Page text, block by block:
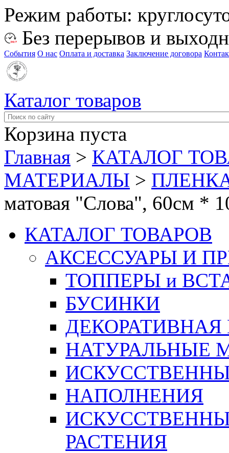
Режим работы:
Без перерывов и
События О нас Оплата и доставка Заключение договора
Каталог товаров
Корзина пуста
Главная > КАТАЛОГ
МАТЕРИАЛЫ >
матовая "Слова", 60см *
КАТАЛОГ ТОВАРОВ
АКСЕССУАРЫ И
ТОППЕРЫ и
БУСИНКИ
ДЕКОРАТИВНАЯ
НАТУРАЛЬНЫЕ
НАПОЛНЕНИЯ
РАСТЕНИЯ